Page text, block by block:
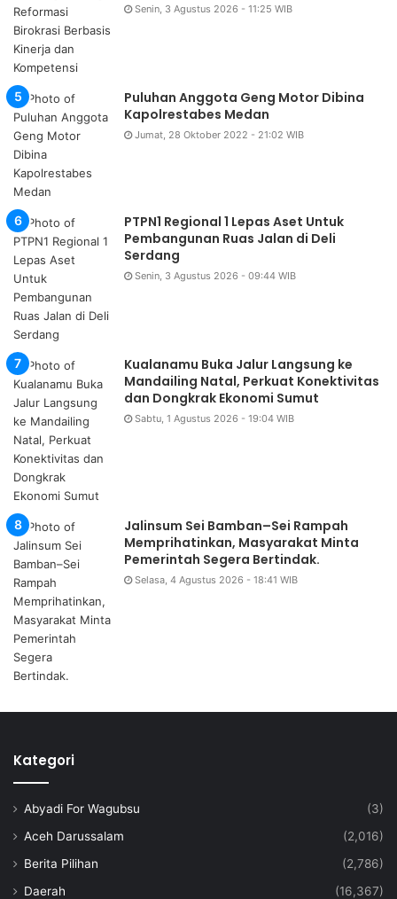
Senin, 3 Agustus 2026 - 11:25 WIB
Puluhan Anggota Geng Motor Dibina
Kapolrestabes Medan
Jumat, 28 Oktober 2022 - 21:02 WIB
PTPN1 Regional 1 Lepas Aset Untuk
Pembangunan Ruas Jalan di Deli
Serdang
Senin, 3 Agustus 2026 - 09:44 WIB
Kualanamu Buka Jalur Langsung ke
Mandailing Natal, Perkuat Konektivitas
dan Dongkrak Ekonomi Sumut
Sabtu, 1 Agustus 2026 - 19:04 WIB
Jalinsum Sei Bamban–Sei Rampah
Memprihatinkan, Masyarakat Minta
Pemerintah Segera Bertindak.
Selasa, 4 Agustus 2026 - 18:41 WIB
Kategori
Abyadi For Wagubsu
(3)
Aceh Darussalam
(2,016)
Berita Pilihan
(2,786)
Daerah
(16,367)